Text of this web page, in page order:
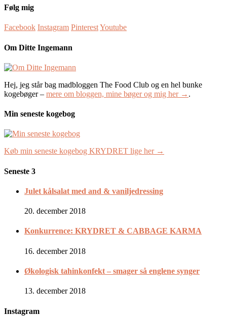
Følg mig
Facebook Instagram PinterestYoutube
Om Ditte Ingemann
Hej, jeg står bag madbloggen The Food Club og en hel bunke
kogebøger – mere om bloggen, mine bøger og mig her → .
Min seneste kogebog
Køb min seneste kogebog KRYDRET lige her →
Seneste 3
Julet kålsalat med and & vaniljedressing
20. december 2018
Konkurrence: KRYDRET & CABBAGE KARMA
16. december 2018
Økologisk tahinkonfekt – smager så englene synger
13. december 2018
Instagram